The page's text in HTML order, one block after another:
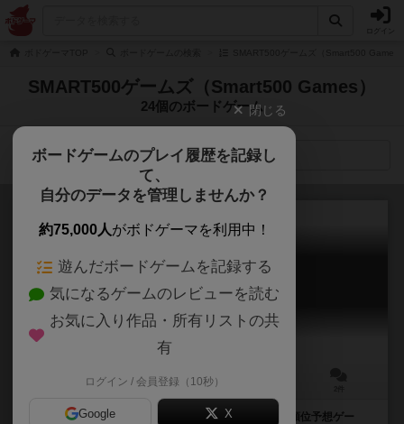
SMART500ゲームズ（Smart500 Games）
24個のボードゲーム
検索メニュー
ブレーメンレース
Bremen Race
20分前後
予測不能？！動物レースの着順を予想する手に汗握る順位予想ゲー
閉じる
ボードゲームのプレイ履歴を記録し
て、
自分のデータを管理しませんか？
約75,000人がボドゲーマを利用中！
遊んだボードゲームを記録する
気になるゲームのレビューを読む
お気に入り作品・所有リストの共
有
ログイン / 会員登録（10秒）
Google X